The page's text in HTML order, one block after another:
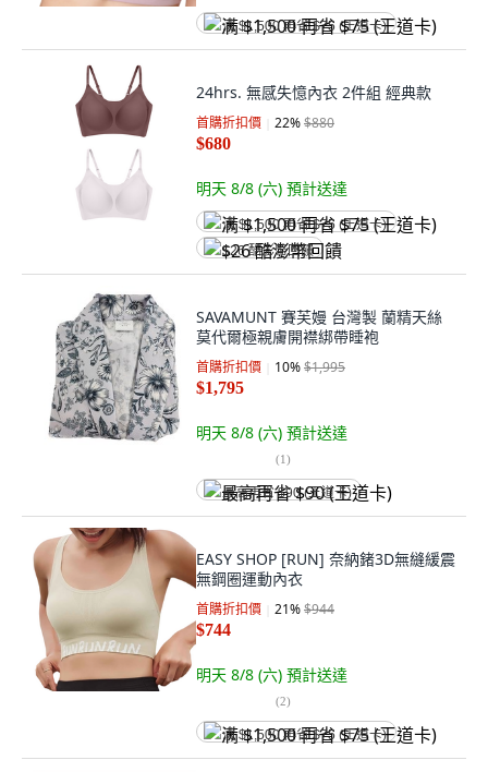
满 $1,500 再省 $75 (王道卡)
24hrs. 無感失憶內衣 2件組 經典款
首購折扣價 22%$880
$680
明天 8/8 (六) 預計送達
满 $1,500 再省 $75 (王道卡)
$26 酷澎幣回饋
SAVAMUNT 賽芙嫚 台灣製 蘭精天絲
莫代爾極親膚開襟綁帶睡袍
首購折扣價 10%$1,995
$1,795
明天 8/8 (六) 預計送達
(1)
最高再省 $90 (王道卡)
EASY SHOP [RUN] 奈納鍺3D無縫緩震
無鋼圈運動內衣
首購折扣價 21%$944
$744
明天 8/8 (六) 預計送達
(2)
满 $1,500 再省 $75 (王道卡)